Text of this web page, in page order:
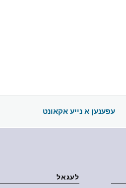
עפענען א נייע אקאונט
לעגאל